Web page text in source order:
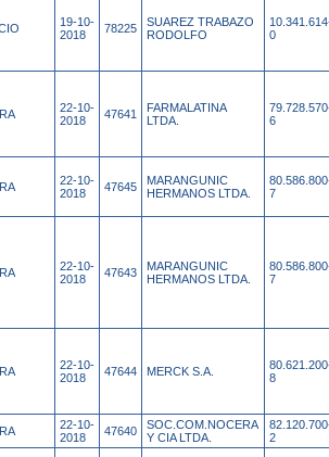
19-10-
2018
78225
SUAREZ TRABAZO
RODOLFO
0
22-10-
2018
47641
FARMALATINA
LTDA.
6
22-10-
2018
47645
MARANGUNIC
HERMANOS LTDA.
7
22-10-
2018
47643
MARANGUNIC
HERMANOS LTDA.
7
22-10-
2018
47644 MERCK S.A.
8
22-10-
2018
47640
SOC.COM.NOCERA
Y CIA LTDA.
2